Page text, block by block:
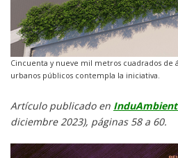
Cincuenta y nueve mil metros cuadrados de
urbanos públicos contempla la iniciativa.
Artículo publicado en
diciembre 2023), páginas 58 a 60.